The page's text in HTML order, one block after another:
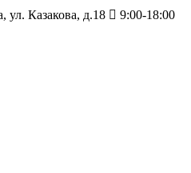
ул. Казакова, д.18 9:00-18:00